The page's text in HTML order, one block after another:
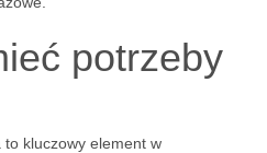
potrzeby
kluczowy element w